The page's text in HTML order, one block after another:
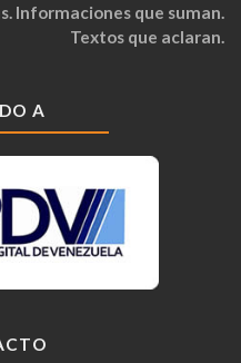
Informaciones que suman.
Textos que aclaran.
A